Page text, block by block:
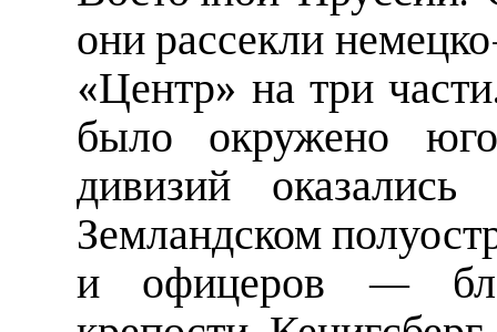
они рассекли
«Центр» на три
было окружено
дивизий
Земландском
и офицеров —